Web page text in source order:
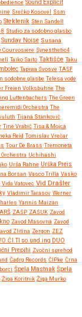
Sound Explicit
Srečko Kosovel Ssm
Steklenik Sten Sandell
Studio za sodobno glasbo
Sunday Noise Susana
Courvosiere Synesthetic4
Taiko Saito Taktišče Taku
Tapiwa Svosve TASF
sodobne glasbe Telesa vode
Freien Volksbühne The
Luttenbachers The Green
Orchestra The
Tijana Stanković
Tine Vrabič Tisa & Mojca
Reid Tomislav Vrečar
Tour De Brass Tremoneta
Uchihashi
Urša Rahne Urška Preis
Borsan Vasco Trilla Vasko
Vida Vatovec Vid Drašler
Vladimir Tarasov Werner
Yannis Maizan
ZASP ZASUK Zavod
Zavod Masovna Zavod
Zlitina Zergon ZEZ
so.und.ing DUO
Prepihi Zvočni sprehod
Čadrg Records ČIPke Črna
Špela Mastnak Špela
Žiga Koritnik Žiga Murko